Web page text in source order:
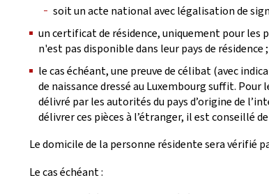
soit un acte national avec légalisation de
un certificat de résidence, uniquement pour les
n'est pas disponible dans leur pays de résidence ;
le cas échéant, une preuve de célibat (avec
de naissance dressé au Luxembourg suffit.
délivré par les autorités du pays d’origine de
délivrer ces pièces à l’étranger, il est conseillé
Le domicile de la personne résidente sera vérifié
Le cas échéant :